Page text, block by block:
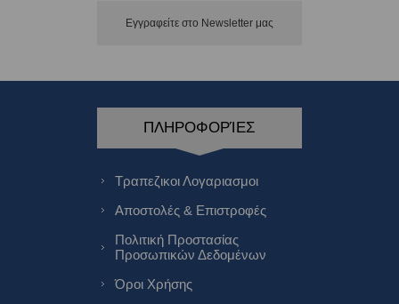
Εγγραφείτε στο Νewsletter μας
ΠΛΗΡΟΦΟΡΊΕΣ
Τραπεζικοι Λογαριασμοι
Αποστολές & Επιστροφές
Πολιτική Προστασίας
Προσωπικών Δεδομένων
Όροι Χρήσης